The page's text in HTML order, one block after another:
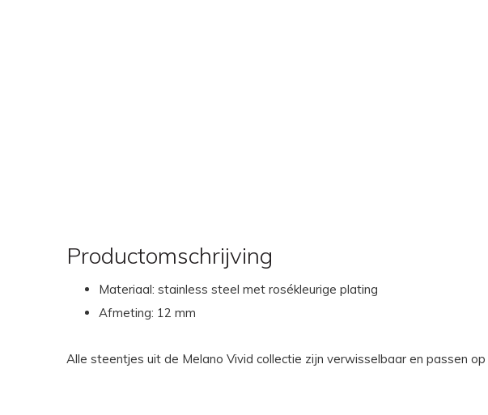
Productomschrijving
Materiaal: stainless steel met rosékleurige plating
Afmeting: 12 mm
Alle steentjes uit de Melano Vivid collectie zijn verwisselbaar en passen op